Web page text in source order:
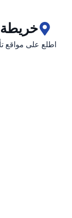
خريطة
اطلع على مواقع